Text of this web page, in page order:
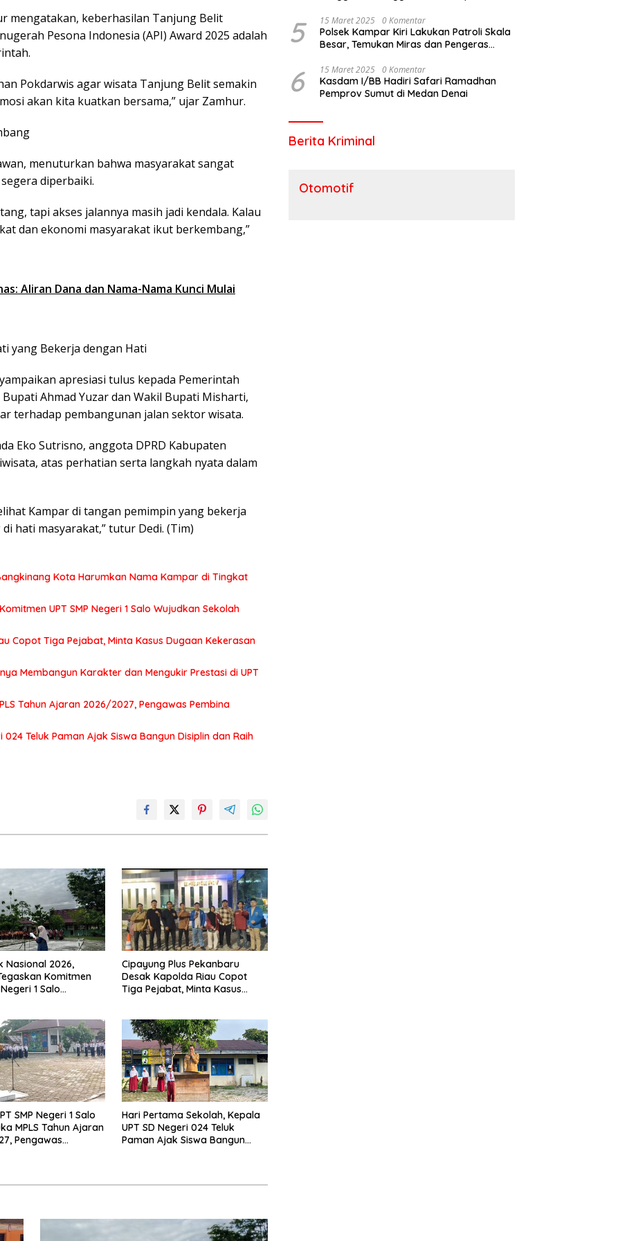
mengatakan, keberhasilan Tanjung Belit
Pesona Indonesia (API) Award 2025 adalah
Pokdarwis agar wisata Tanjung Belit semakin
akan kita kuatkan bersama,” ujar Zamhur.
menuturkan bahwa masyarakat sangat
diperbaiki.
tapi akses jalannya masih jadi kendala. Kalau
dan ekonomi masyarakat ikut berkembang,”
Aliran Dana dan Nama-Nama Kunci Mulai
yang Bekerja dengan Hati
apresiasi tulus kepada Pemerintah
Ahmad Yuzar dan Wakil Bupati Misharti,
terhadap pembangunan jalan sektor wisata.
Eko Sutrisno, anggota DPRD Kabupaten
atas perhatian serta langkah nyata dalam
Kampar di tangan pemimpin yang bekerja
hati masyarakat,” tutur Dedi. (Tim)
Kota Harumkan Nama Kampar di Tingkat
UPT SMP Negeri 1 Salo Wujudkan Sekolah
Copot Tiga Pejabat, Minta Kasus Dugaan Kekerasan
Membangun Karakter dan Mengukir Prestasi di UPT
Tahun Ajaran 2026/2027, Pengawas Pembina
Teluk Paman Ajak Siswa Bangun Disiplin dan Raih
Nasional 2026,
Komitmen
1 Salo
Cipayung Plus Pekanbaru
Desak Kapolda Riau Copot
Tiga Pejabat, Minta Kasus
SMP Negeri 1 Salo
MPLS Tahun Ajaran
Pengawas
Hari Pertama Sekolah, Kepala
UPT SD Negeri 024 Teluk
Paman Ajak Siswa Bangun
5 15 Maret 2025 0 Komentar
Polsek Kampar Kiri Lakukan Patroli Skala
Besar, Temukan Miras dan Pengeras
6 15 Maret 2025 0 Komentar
Kasdam I/BB Hadiri Safari Ramadhan
Pemprov Sumut di Medan Denai
Berita Kriminal
Otomotif